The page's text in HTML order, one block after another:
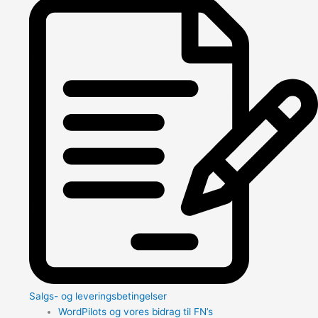
Salgs- og leveringsbetingelser
WordPilots og vores bidrag til FN’s